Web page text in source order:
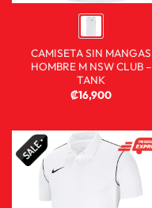
CAMISETA SIN MANGAS
HOMBRE M NSW CLUB –
TANK
₡16,900